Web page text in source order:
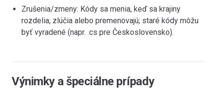
Zrušenia/zmeny: Kódy sa menia, keď sa krajiny
rozdelia, zlúčia alebo premenovajú; staré kódy môžu
byť vyradené (napr. .cs pre Československo).
Výnimky a špeciálne prípady